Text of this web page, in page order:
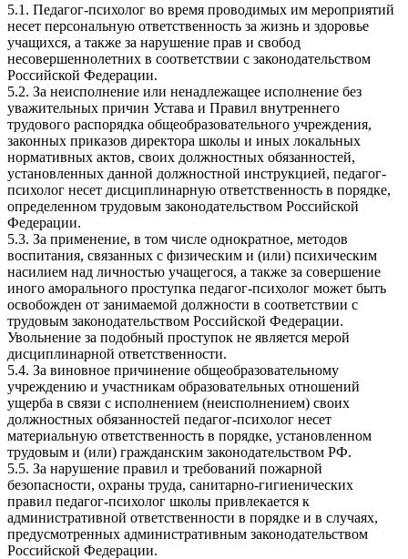
5.1. Педагог-психолог во время проводимых им мероприятий
несет персональную ответственность за жизнь и здоровье
учащихся, а также за нарушение прав и свобод
несовершеннолетних в соответствии с законодательством
Российской Федерации.
5.2. За неисполнение или ненадлежащее исполнение без
уважительных причин Устава и Правил внутреннего
трудового распорядка общеобразовательного учреждения,
законных приказов директора школы и иных локальных
нормативных актов, своих должностных обязанностей,
установленных данной должностной инструкцией, педагог-
психолог несет дисциплинарную ответственность в порядке,
определенном трудовым законодательством Российской
Федерации.
5.3. За применение, в том числе однократное, методов
воспитания, связанных с физическим и (или) психическим
насилием над личностью учащегося, а также за совершение
иного аморального проступка педагог-психолог может быть
освобожден от занимаемой должности в соответствии с
трудовым законодательством Российской Федерации.
Увольнение за подобный проступок не является мерой
дисциплинарной ответственности.
5.4. За виновное причинение общеобразовательному
учреждению и участникам образовательных отношений
ущерба в связи с исполнением (неисполнением) своих
должностных обязанностей педагог-психолог несет
материальную ответственность в порядке, установленном
трудовым и (или) гражданским законодательством РФ.
5.5. За нарушение правил и требований пожарной
безопасности, охраны труда, санитарно-гигиенических
правил педагог-психолог школы привлекается к
административной ответственности в порядке и в случаях,
предусмотренных административным законодательством
Российской Федерации.